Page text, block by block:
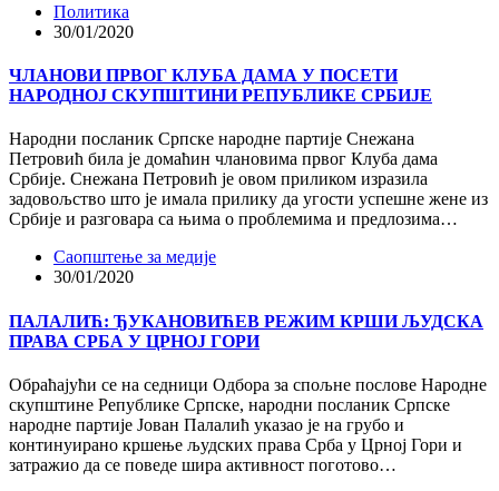
Политика
30/01/2020
ЧЛАНОВИ ПРВОГ КЛУБА ДАМА У ПОСЕТИ
НАРОДНОЈ СКУПШТИНИ РЕПУБЛИКЕ СРБИЈЕ
Народни посланик Српске народне партије Снежана
Петровић била је домаћин члановима првог Клуба дама
Србије. Снежана Петровић је овом приликом изразила
задовољство што је имала прилику да угости успешне жене из
Србије и разговара са њима о проблемима и предлозима…
Саопштење за медије
30/01/2020
ПАЛАЛИЋ: ЂУКАНОВИЋЕВ РЕЖИМ КРШИ ЉУДСКА
ПРАВА СРБА У ЦРНОЈ ГОРИ
Обраћајући се на седници Одбора за спољне послове Народне
скупштине Републике Српске, народни посланик Српске
народне партије Јован Палалић указао је на грубо и
континуирано кршење људских права Срба у Црној Гори и
затражио да се поведе шира активност поготово…